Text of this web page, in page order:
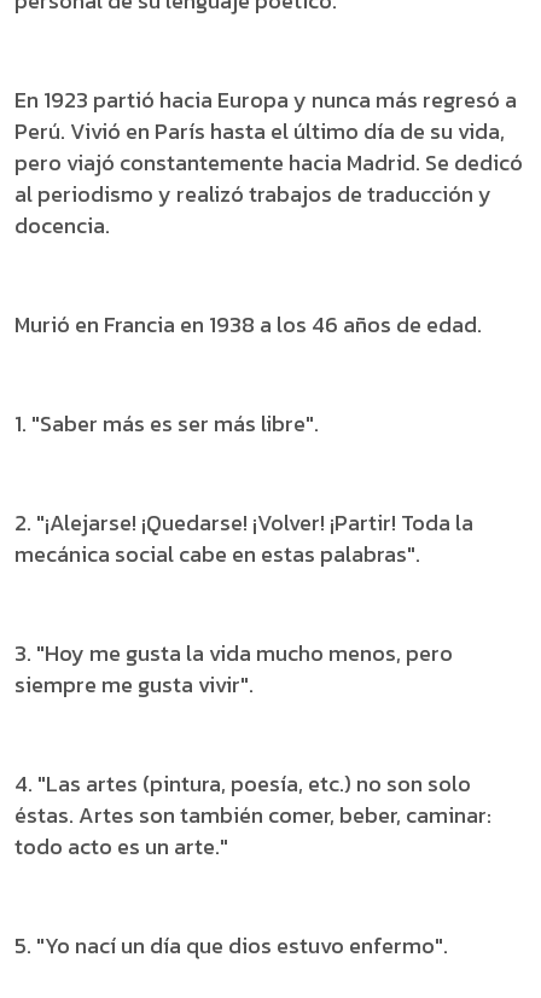
En 1923 partió hacia Europa y nunca más regresó a
Perú. Vivió en París hasta el último día de su vida,
pero viajó constantemente hacia Madrid. Se dedicó
al periodismo y realizó trabajos de traducción y
docencia.
Murió en Francia en 1938 a los 46 años de edad.
1. "Saber más es ser más libre".
2. "¡Alejarse! ¡Quedarse! ¡Volver! ¡Partir! Toda la
mecánica social cabe en estas palabras".
3. "Hoy me gusta la vida mucho menos, pero
siempre me gusta vivir".
4. "Las artes (pintura, poesía, etc.) no son solo
éstas. Artes son también comer, beber, caminar:
todo acto es un arte."
5. "Yo nací un día que dios estuvo enfermo".